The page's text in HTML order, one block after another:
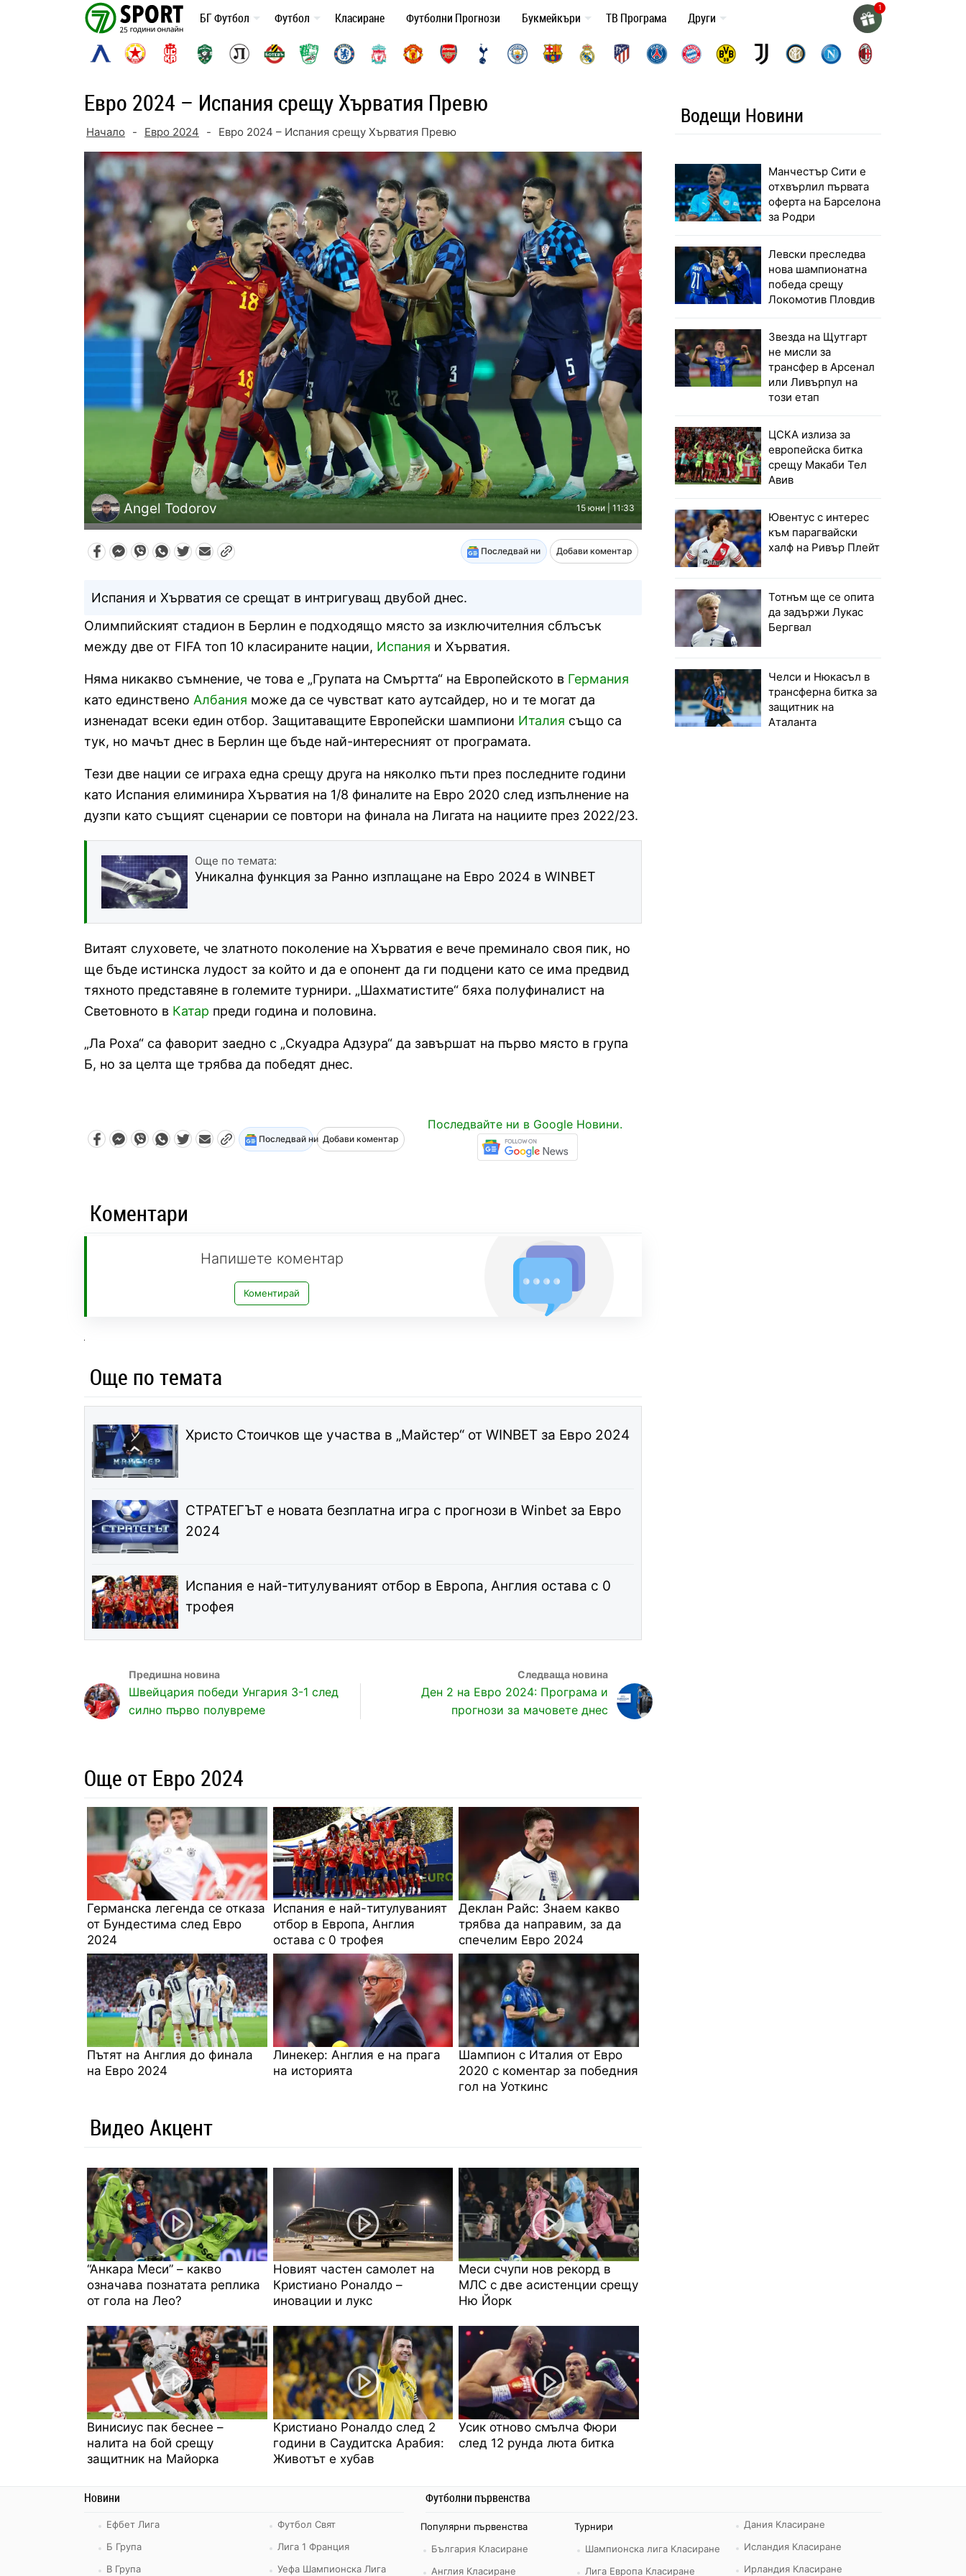
БГ Футбол Футбол Класиране Футболни Прогнози Букмейкъри ТВ Програма Други
Евро 2024 – Испания срещу Хърватия Превю
Начало - Евро 2024 - Евро 2024 – Испания срещу Хърватия Превю
Angel Todorov 15 юни | 11:33
Последвай ни Добави коментар
Испания и Хърватия се срещат в интригуващ двубой днес.
Олимпийският стадион в Берлин е подходящо място за изключителния сблъсък
между две от FIFA топ 10 класираните нации, Испания и Хърватия.
Няма никакво съмнение, че това е „Групата на Смъртта“ на Европейското в Германия
като единствено Албания може да се чувстват като аутсайдер, но и те могат да
изненадат всеки един отбор. Защитаващите Европейски шампиони Италия също са
тук, но мачът днес в Берлин ще бъде най-интересният от програмата.
Тези две нации се играха една срещу друга на няколко пъти през последните години
като Испания елиминира Хърватия на 1/8 финалите на Евро 2020 след изпълнение на
дузпи като същият сценарии се повтори на финала на Лигата на нациите през 2022/23.
Още по темата:
Уникална функция за Ранно изплащане на Евро 2024 в WINBET
Витаят слуховете, че златното поколение на Хърватия е вече преминало своя пик, но
ще бъде истинска лудост за който и да е опонент да ги подцени като се има предвид
тяхното представяне в големите турнири. „Шахматистите“ бяха полуфиналист на
Световното в Катар преди година и половина.
„Ла Роха“ са фаворит заедно с „Скуадра Адзура“ да завършат на първо място в група
Б, но за целта ще трябва да победят днес.
Последвай ни Добави коментар
Последвайте ни в Google Новини.
Коментари
Напишете коментар
Коментирай
Още по темата
Христо Стоичков ще участва в „Майстер“ от WINBET за Евро 2024
СТРАТЕГЪТ е новата безплатна игра с прогнози в Winbet за Евро
2024
Испания е най-титулуваният отбор в Европа, Англия остава с 0
трофея
Швейцария победи Унгария 3-1 след
силно първо полувреме
Ден 2 на Евро 2024: Програма и
прогнози за мачовете днес
Още от Евро 2024
Германска легенда се отказа
от Бундестима след Евро
2024
Испания е най-титулуваният
отбор в Европа, Англия
остава с 0 трофея
Деклан Райс: Знаем какво
трябва да направим, за да
спечелим Евро 2024
Пътят на Англия до финала
на Евро 2024
Линекер: Англия е на прага
на историята
Шампион с Италия от Евро
2020 с коментар за победния
гол на Уоткинс
Видео Акцент
“Анкара Меси” – какво
означава познатата реплика
от гола на Лео?
Новият частен самолет на
Кристиано Роналдо –
иновации и лукс
Меси счупи нов рекорд в
МЛС с две асистенции срещу
Ню Йорк
Винисиус пак беснее –
налита на бой срещу
защитник на Майорка
Кристиано Роналдо след 2
години в Саудитска Арабия:
Животът е хубав
Усик отново смълча Фюри
след 12 рунда люта битка
Водещи Новини
Манчестър Сити е
отхвърлил първата
оферта на Барселона
за Родри
Левски преследва
нова шампионатна
победа срещу
Локомотив Пловдив
Звезда на Щутгарт
не мисли за
трансфер в Арсенал
или Ливърпул на
този етап
ЦСКА излиза за
европейска битка
срещу Макаби Тел
Авив
Ювентус с интерес
към парагвайски
халф на Ривър Плейт
Тотнъм ще се опита
да задържи Лукас
Бергвал
Челси и Нюкасъл в
трансферна битка за
защитник на
Аталанта
Новини
Ефбет Лига
Б Група
В Група
Футбол Свят
Лига 1 Франция
Уефа Шампионска Лига
Футболни първенства
Популярни първенства
България Класиране
Англия Класиране
Турнири
Шампионска лига Класиране
Лига Европа Класиране
Дания Класиране
Исландия Класиране
Ирландия Класиране